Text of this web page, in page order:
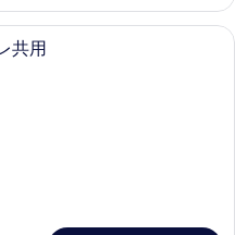
[禁煙] ツインルーム バス・トイレ共
共用